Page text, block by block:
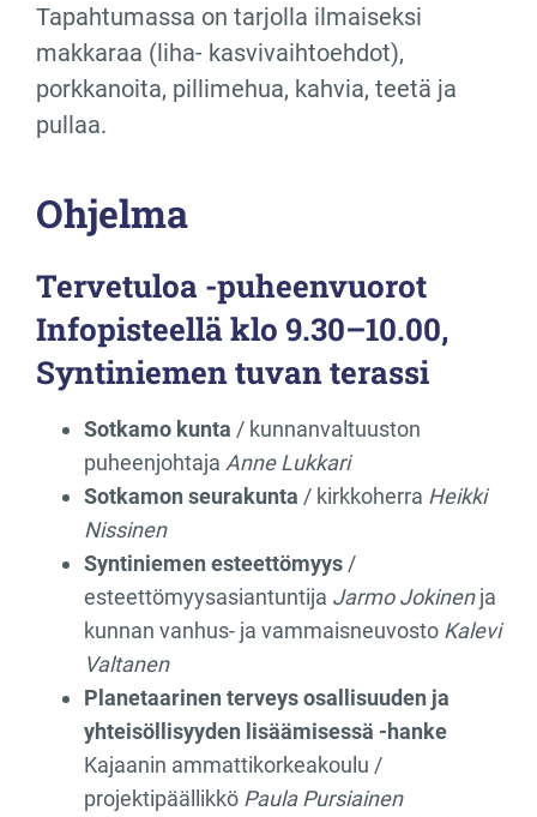
Tapahtumassa on tarjolla ilmaiseksi
makkaraa (liha- kasvivaihtoehdot),
porkkanoita, pillimehua, kahvia, teetä ja
pullaa.
Ohjelma
Tervetuloa -puheenvuorot
Infopisteellä klo 9.30–10.00,
Syntiniemen tuvan terassi
Sotkamo kunta / kunnanvaltuuston
puheenjohtaja Anne Lukkari
Sotkamon seurakunta / kirkkoherra Heikki
Nissinen
Syntiniemen esteettömyys /
esteettömyysasiantuntija Jarmo Jokinenja
kunnan vanhus- ja vammaisneuvosto Kalevi
Valtanen
Planetaarinen terveys osallisuuden ja
yhteisöllisyyden lisäämisessä -hanke
Kajaanin ammattikorkeakoulu /
projektipäällikkö Paula Pursiainen